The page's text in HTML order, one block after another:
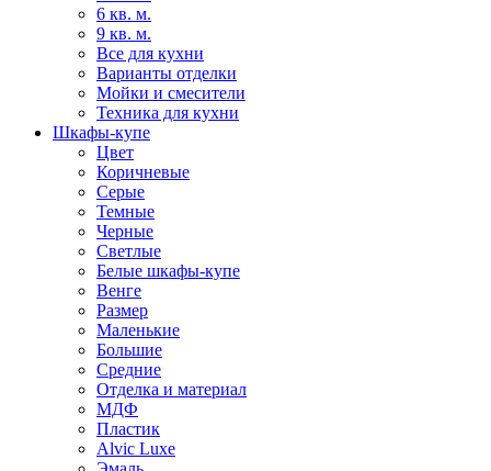
6 кв. м.
9 кв. м.
Все для кухни
Варианты отделки
Мойки и смесители
Техника для кухни
Шкафы-купе
Цвет
Коричневые
Серые
Темные
Черные
Светлые
Белые шкафы-купе
Венге
Размер
Маленькие
Большие
Средние
Отделка и материал
МДФ
Пластик
Alvic Luxe